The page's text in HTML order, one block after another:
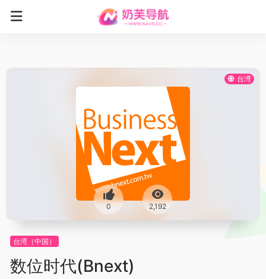
台湾
0 2,192
台湾（中国）
数位时代(Bnext)